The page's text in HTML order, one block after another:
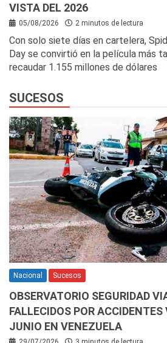
VISTA DEL 2026
05/08/2026 2 minutos de lectura
Con solo siete días en cartelera,
Day se convirtió en la película más
recaudar 1.155 millones de dólares
SUCESOS
Nacional Sucesos
OBSERVATORIO SEGURIDAD
FALLECIDOS POR
JUNIO EN VENEZUELA